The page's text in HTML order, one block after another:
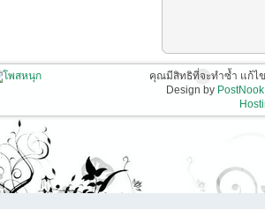
คุณมีสิทธิที่จะทำซ้ำ แก้ไ
Design by